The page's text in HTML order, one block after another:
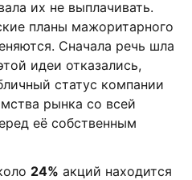
их не выплачивать.
планы мажоритарного
Сначала речь шла
идеи отказались,
статус компании
рынка со всей
её собственным
24% акций находится